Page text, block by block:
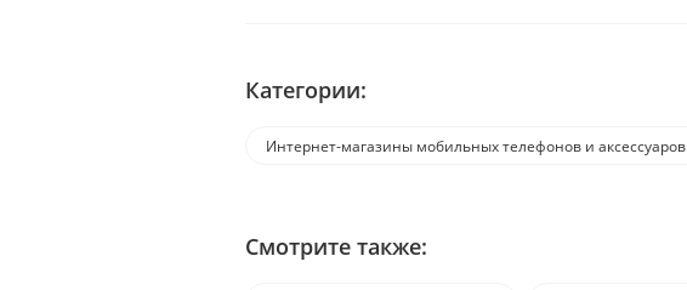
Категории:
Интернет-магазины мобильных телефонов и аксессуаров
Смотрите также: